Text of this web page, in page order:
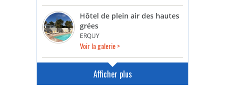
Hôtel de plein air des hautes
grées
ERQUY
Voir la galerie >
Afficher plus